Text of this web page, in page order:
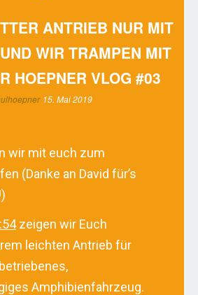
ANTRIEB NUR MIT
WIR TRAMPEN MIT
HOEPNER VLOG #03
15. Mai 2019
wir mit euch zum
(Danke an David für’s
zeigen wir Euch
leichten Antrieb für
Amphibienfahrzeug.